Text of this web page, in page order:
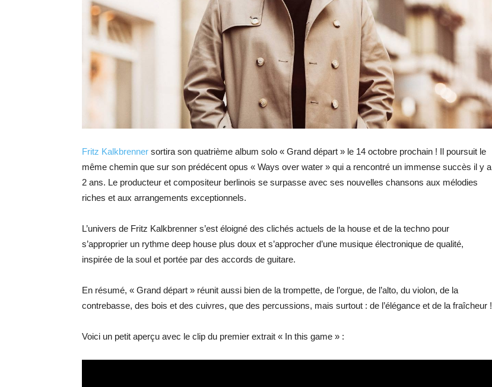
Fritz Kalkbrenner sortira son quatrième album solo « Grand départ » le 14 octobre prochain ! Il poursuit le
même chemin que sur son prédécent opus « Ways over water » qui a rencontré un immense succès il y a
2 ans. Le producteur et compositeur berlinois se surpasse avec ses nouvelles chansons aux mélodies
riches et aux arrangements exceptionnels.
L’univers de Fritz Kalkbrenner s’est éloigné des clichés actuels de la house et de la techno pour
s’approprier un rythme deep house plus doux et s’approcher d’une musique électronique de qualité,
inspirée de la soul et portée par des accords de guitare.
En résumé, « Grand départ » réunit aussi bien de la trompette, de l’orgue, de l’alto, du violon, de la
contrebasse, des bois et des cuivres, que des percussions, mais surtout : de l’élégance et de la fraîcheur !
Voici un petit aperçu avec le clip du premier extrait « In this game » :